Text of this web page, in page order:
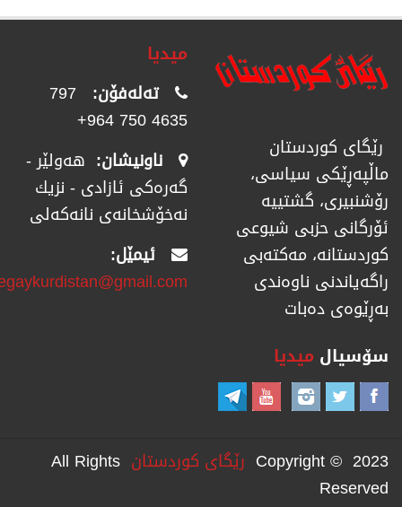
رێگای كوردستان
ماڵپەڕێكی سیاسی،
رۆشنبیری، گشتییە
ئۆرگانی حزبی شیوعی
كوردستانە، مەكتەبی
راگەیاندنی ناوەندی
بەڕێوەی دەبات
میدیا
تەلەفۆن: 797
4635 750 964+
ناونیشان: هەولێر -
گەرەکی ئازادی - نزیك
نەخۆشخانەی نانەکەلی
ئیمێل:
سۆسیال میدیا
Copyright © 2023 رێگای كوردستان All Rights
Reserved